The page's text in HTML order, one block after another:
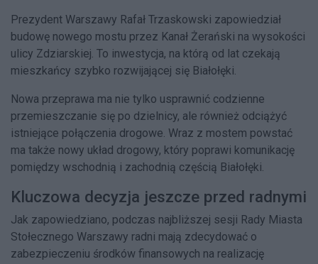
Prezydent Warszawy Rafał Trzaskowski zapowiedział
budowę nowego mostu przez Kanał Żerański na wysokości
ulicy Zdziarskiej. To inwestycja, na którą od lat czekają
mieszkańcy szybko rozwijającej się Białołęki.
Nowa przeprawa ma nie tylko usprawnić codzienne
przemieszczanie się po dzielnicy, ale również odciążyć
istniejące połączenia drogowe. Wraz z mostem powstać
ma także nowy układ drogowy, który poprawi komunikację
pomiędzy wschodnią i zachodnią częścią Białołęki.
Kluczowa decyzja jeszcze przed radnymi
Jak zapowiedziano, podczas najbliższej sesji Rady Miasta
Stołecznego Warszawy radni mają zdecydować o
zabezpieczeniu środków finansowych na realizację